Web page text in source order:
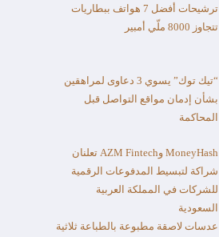
ترشيحات أفضل 7 هواتف ببطاريات
تتجاوز 8000 ملّي أمبير
“تيك توك” يسوي 3 دعاوى لمراهقين
بشأن إدمان مواقع التواصل قبل
المحاكمة
MoneyHash وAZM Fintech تعلنان
شراكة لتبسيط المدفوعات الرقمية
للشركات في المملكة العربية
السعودية
عدسات لاصقة مطبوعة بالطباعة ثلاثية